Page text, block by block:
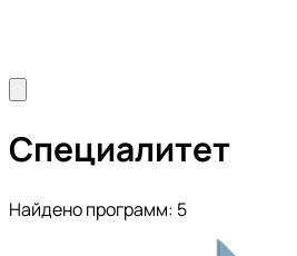
Специалитет
Найдено программ: 5